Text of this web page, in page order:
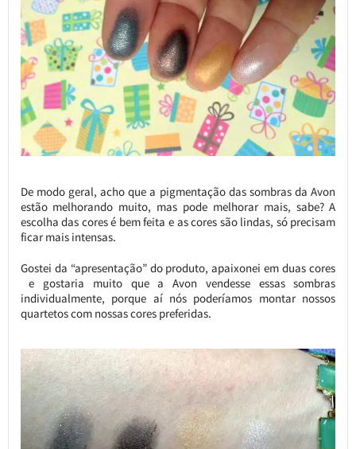
De modo geral, acho que a pigmentação das sombras da Avon
estão melhorando muito, mas pode melhorar mais, sabe? A
escolha das cores é bem feita e as cores são lindas, só precisam
ficar mais intensas.
Gostei da “apresentação” do produto, apaixonei em duas cores
e gostaria muito que a Avon vendesse essas sombras
individualmente, porque aí nós poderíamos montar nossos
quartetos com nossas cores preferidas.